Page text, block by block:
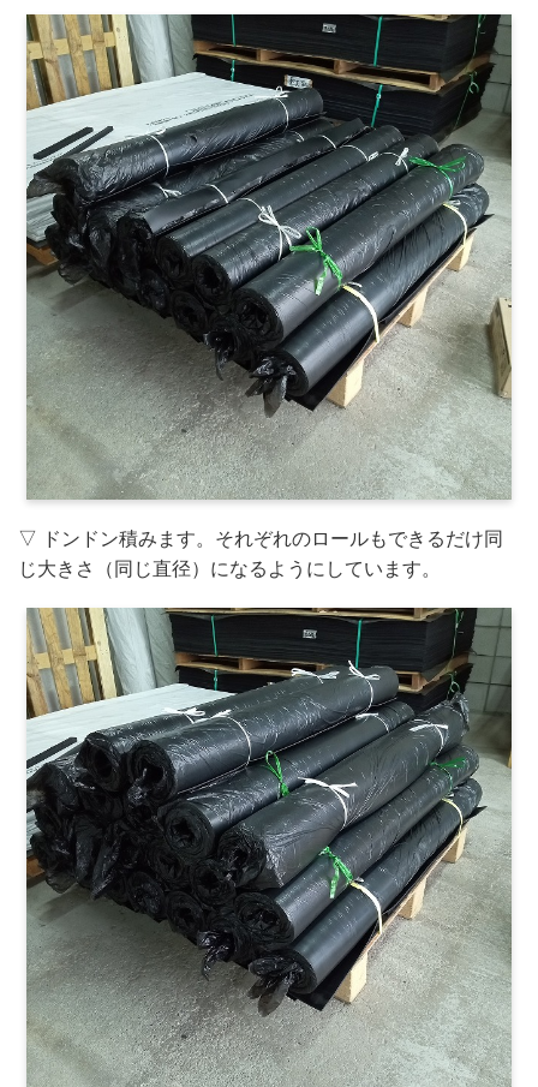
▽ ドンドン積みます。それぞれのロールもできるだけ同
じ大きさ（同じ直径）になるようにしています。